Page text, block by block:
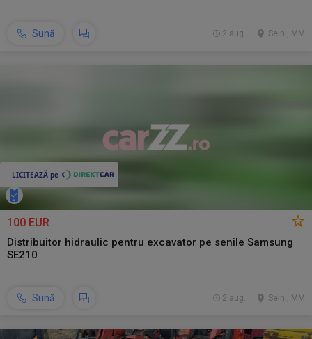
Sună Seini, MM
2 aug.
100 EUR
Distribuitor hidraulic pentru excavator pe senile Samsung
SE210
Sună Seini, MM
2 aug.